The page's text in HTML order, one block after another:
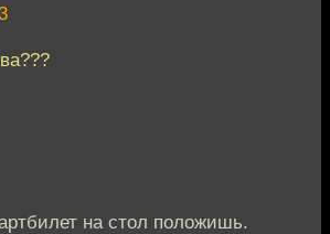
на стол положишь.